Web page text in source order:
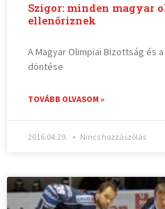
Szigor: minden magyar
ellenőriznek
A Magyar Olimpiai Bizottság és
döntése
TOVÁBB OLVASOM »
2016.04.29. Nincs hozzászólás